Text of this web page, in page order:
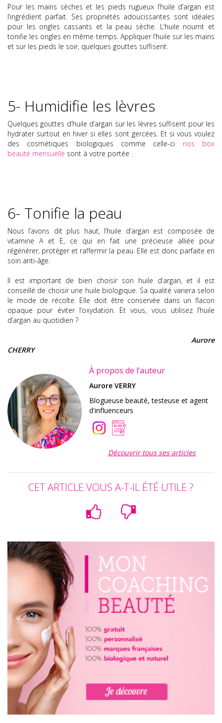
Pour les mains sèches et les pieds rugueux l’huile d’argan est
l’ingrédient parfait. Ses propriétés adoucissantes sont idéales
pour les ongles cassants et la peau sèche. L’huile nourrit et
tonifie les ongles en même temps. Appliquer l’huile sur les mains
et sur les pieds le soir, quelques gouttes suffisent.
5- Humidifie les lèvres
Quelques gouttes d’huile d’argan sur les lèvres suffisent pour les
hydrater surtout en hiver si elles sont gercées. Et si vous voulez
des cosmétiques biologiques comme celle-ci nos box
beauté mensuelle sont à votre portée .
6- Tonifie la peau
Nous l’avons dit plus haut, l’huile d’argan est composée de
vitamine A et E, ce qui en fait une précieuse alliée pour
régénérer, protéger et raffermir la peau. Elle est donc parfaite en
soin anti-âge.
Il est important de bien choisir son huile d’argan, et il est
conseillé de choisir une huile biologique. Sa qualité variera selon
le mode de récolte. Elle doit être conservée dans un flacon
opaque pour éviter l’oxydation. Et vous, vous utilisez l’huile
d’argan au quotidien ?
Aurore
CHERRY
À propos de l’auteur
Aurore VERRY
Blogueuse beauté, testeuse et agent
d'influenceurs
Découvrir tous ses articles
CET ARTICLE VOUS A-T-IL ÉTÉ UTILE ?